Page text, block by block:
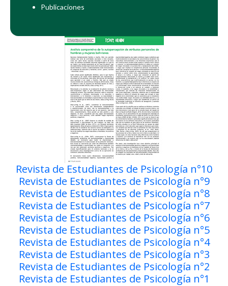
Revista de Estudiantes de Psicología n°10
Revista de Estudiantes de Psicología n°9
Revista de Estudiantes de Psicología n°8
Revista de Estudiantes de Psicología n°7
Revista de Estudiantes de Psicología n°6
Revista de Estudiantes de Psicología n°5
Revista de Estudiantes de Psicología n°4
Revista de Estudiantes de Psicología n°3
Revista de Estudiantes de Psicología n°2
Revista de Estudiantes de Psicología n°1
Publicaciones